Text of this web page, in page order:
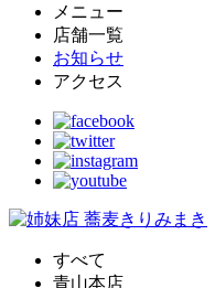
メニュー
店舗一覧
お知らせ
アクセス
すべて
青山本店